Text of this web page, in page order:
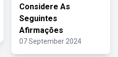
Considere As
Seguintes
Afirmações
07 September 2024